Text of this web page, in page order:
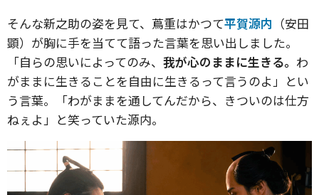
そんな新之助の姿を見て、蔦重はかつて平賀源内 （安田
顕）が胸に手を当てて語った言葉を思い出しました。
「自らの思いによってのみ、 我が心のままに生きる。 わ
がままに生きることを自由に生きるって言うのよ」 とい
う言葉。
「わがままを通してんだから、きついのは仕方
ねぇよ」 と笑っていた源内。